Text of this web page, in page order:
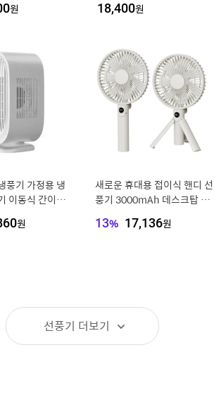
원 18,400원
풍기 가정용 냉
이동식 간이에
원
새로운 휴대용 접이식 핸디 선
풍기 3000mAh 데스크탑 충
정용 야외 여행 캠핑용
13% 17,136원
선풍기 더보기